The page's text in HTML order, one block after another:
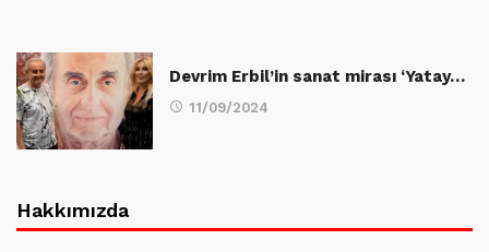
Devrim Erbil’in sanat mirası ‘Yatay…
11/09/2024
Hakkımızda